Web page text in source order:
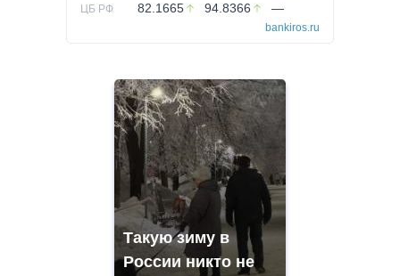
ЦБ РФ 82.1665 94.8366 —
bankiros.ru
Такую зиму в
России никто не